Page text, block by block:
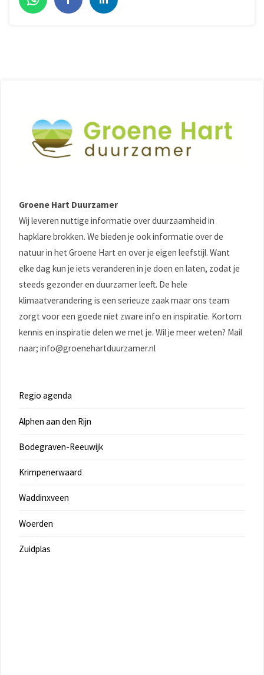
Groene Hart Duurzamer
Wij leveren nuttige informatie over duurzaamheid in
hapklare brokken. We bieden je ook informatie over de
natuur in het Groene Hart en over je eigen leefstijl. Want
elke dag kun je iets veranderen in je doen en laten, zodat je
steeds gezonder en duurzamer leeft. De hele
klimaatverandering is een serieuze zaak maar ons team
zorgt voor een goede niet zware info en inspiratie. Kortom
kennis en inspiratie delen we met je. Wil je meer weten? Mail
naar; info@groenehartduurzamer.nl
Regio agenda
Alphen aan den Rijn
Bodegraven-Reeuwijk
Krimpenerwaard
Waddinxveen
Woerden
Zuidplas